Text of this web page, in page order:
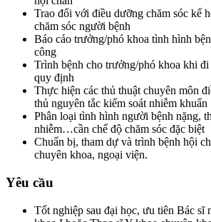
Trao đổi với điều dưỡng chăm sóc kế
chăm sóc người bệnh
Báo cáo trưởng/phó khoa tình hình
công
Trình bệnh cho trưởng/phó khoa khi
quy định
Thực hiện các thủ thuật chuyên môn
thủ nguyên tắc kiểm soát nhiễm khuẩn
Phân loại tình hình người bệnh nặng,
nhiễm…cần chế độ chăm sóc đặc biệt
Chuẩn bị, tham dự và trình bệnh hội
chuyên khoa, ngoại viện.
Yêu cầu
Tốt nghiệp sau đại học, ưu tiên Bác sĩ